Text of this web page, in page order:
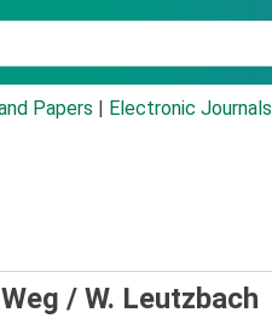
Papers Electronic Journals
/ W. Leutzbach